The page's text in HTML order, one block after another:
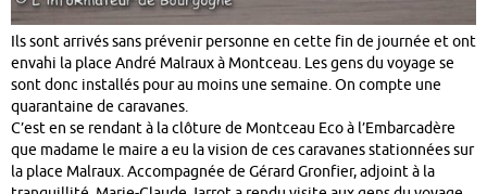
Ils sont arrivés sans prévenir personne en cette fin de journée et ont
envahi la place André Malraux à Montceau. Les gens du voyage se
sont donc installés pour au moins une semaine. On compte une
quarantaine de caravanes.
C’est en se rendant à la clôture de Montceau Eco à l’Embarcadère
que madame le maire a eu la vision de ces caravanes stationnées sur
la place Malraux. Accompagnée de Gérard Gronfier, adjoint à la